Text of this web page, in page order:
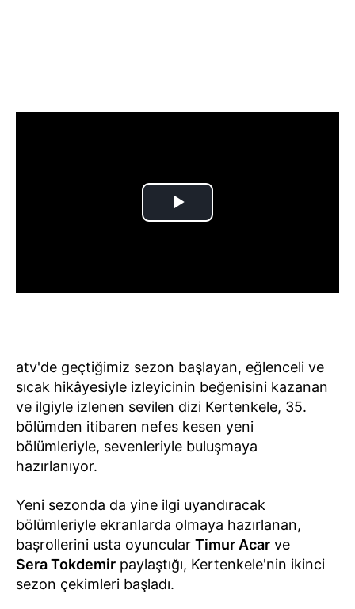
atv'de geçtiğimiz sezon başlayan, eğlenceli ve
sıcak hikâyesiyle izleyicinin beğenisini kazanan
ve ilgiyle izlenen sevilen dizi Kertenkele, 35.
bölümden itibaren nefes kesen yeni
bölümleriyle, sevenleriyle buluşmaya
hazırlanıyor.
Yeni sezonda da yine ilgi uyandıracak
bölümleriyle ekranlarda olmaya hazırlanan,
başrollerini usta oyuncular Timur Acar ve
Sera Tokdemir paylaştığı, Kertenkele'nin ikinci
sezon çekimleri başladı.